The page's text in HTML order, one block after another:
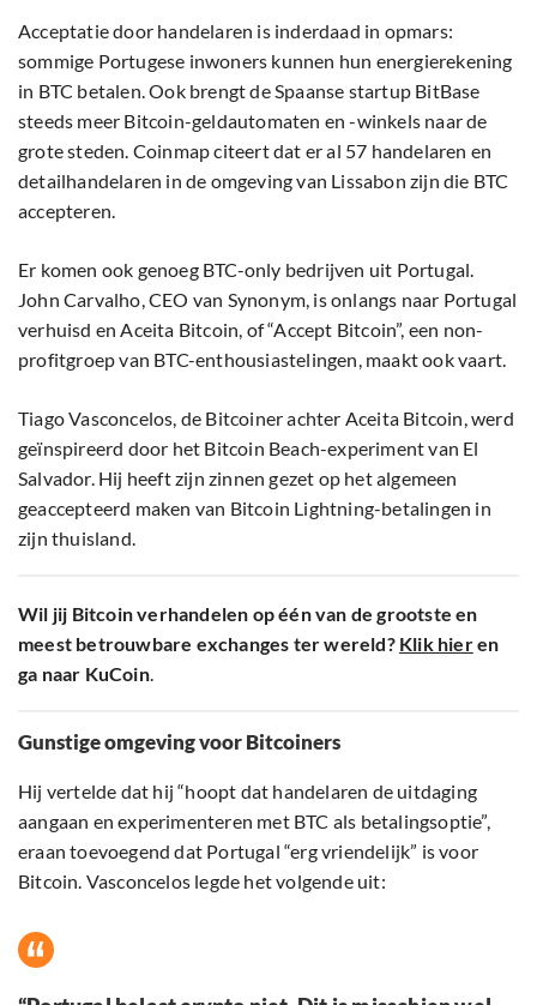
Acceptatie door handelaren is inderdaad in opmars:
sommige Portugese inwoners kunnen hun energierekening
in BTC betalen. Ook brengt de Spaanse startup BitBase
steeds meer Bitcoin-geldautomaten en -winkels naar de
grote steden. Coinmap citeert dat er al 57 handelaren en
detailhandelaren in de omgeving van Lissabon zijn die BTC
accepteren.
Er komen ook genoeg BTC-only bedrijven uit Portugal.
John Carvalho, CEO van Synonym, is onlangs naar Portugal
verhuisd en Aceita Bitcoin, of “Accept Bitcoin”, een non-
profitgroep van BTC-enthousiastelingen, maakt ook vaart.
Tiago Vasconcelos, de Bitcoiner achter Aceita Bitcoin, werd
geïnspireerd door het Bitcoin Beach-experiment van El
Salvador. Hij heeft zijn zinnen gezet op het algemeen
geaccepteerd maken van Bitcoin Lightning-betalingen in
zijn thuisland.
Wil jij Bitcoin verhandelen op één van de grootste en
meest betrouwbare exchanges ter wereld? Klik hieren
ga naar KuCoin.
Gunstige omgeving voor Bitcoiners
Hij vertelde dat hij “hoopt dat handelaren de uitdaging
aangaan en experimenteren met BTC als betalingsoptie”,
eraan toevoegend dat Portugal “erg vriendelijk” is voor
Bitcoin. Vasconcelos legde het volgende uit: